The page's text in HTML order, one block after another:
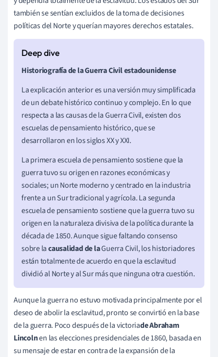
también se sentían excluidos de la toma de decisiones
políticas del Norte y querían mayores derechos estatales.
Historiografía de la Guerra Civil estadounidense
La explicación anterior es una versión muy simplificada
de un debate histórico continuo y complejo. En lo que
respecta a las causas de la Guerra Civil, existen dos
escuelas de pensamiento histórico, que se
desarrollaron en los siglos XX y XXI.
La primera escuela de pensamiento sostiene que la
guerra tuvo su origen en razones económicas y
sociales; un Norte moderno y centrado en la industria
frente a un Sur tradicional y agrícola. La segunda
escuela de pensamiento sostiene que la guerra tuvo su
origen en la naturaleza divisiva de la política durante la
década de 1850. Aunque sigue faltando consenso
sobre lacausalidad de laGuerra Civil, los historiadores
están totalmente de acuerdo en que la esclavitud
dividió al Norte y al Sur más que ninguna otra cuestión.
Aunque la guerra no estuvo motivada principalmente por el
deseo de abolir la esclavitud, pronto se convirtió en la base
de la guerra. Poco después de la victoriadeAbraham
Lincolnen las elecciones presidenciales de 1860, basada en
su mensaje de estar en contra de la expansión de la